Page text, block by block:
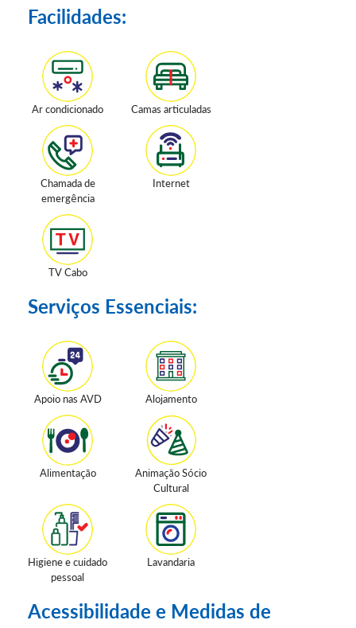
Facilidades:
Ar condicionado Camas articuladas
Chamada de
emergência
Internet
TV Cabo
Serviços Essenciais:
Apoio nas AVD Alojamento
Alimentação
Animação Sócio
Cultural
Higiene e cuidado
pessoal
Lavandaria
Acessibilidade e Medidas de